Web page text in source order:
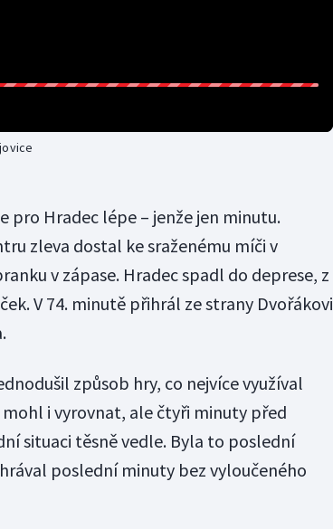
pro Hradec lépe – jenže jen minutu.
zleva dostal ke sraženému míči v
v zápase. Hradec spadl do deprese, z
V 74. minutě přihrál ze strany Dvořákovi
způsob hry, co nejvíce využíval
mohl i vyrovnat, ale čtyři minuty před
situaci těsně vedle. Byla to poslední
poslední minuty bez vyloučeného